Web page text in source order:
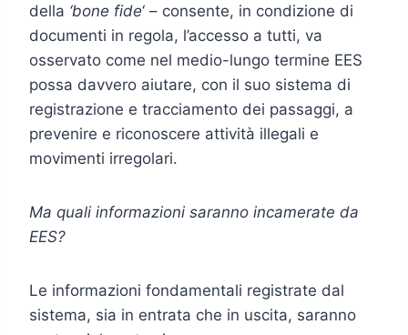
della ‘bone fide‘ – consente, in condizione di
documenti in regola, l’accesso a tutti, va
osservato come nel medio-lungo termine EES
possa davvero aiutare, con il suo sistema di
registrazione e tracciamento dei passaggi, a
prevenire e riconoscere attività illegali e
movimenti irregolari.
Ma quali informazioni saranno incamerate da
EES?
Le informazioni fondamentali registrate dal
sistema, sia in entrata che in uscita, saranno